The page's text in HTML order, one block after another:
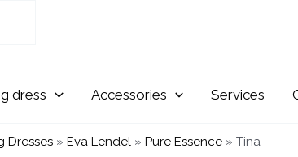
Accessories Services
Dresses» Eva Lendel » Pure Essence» Tina